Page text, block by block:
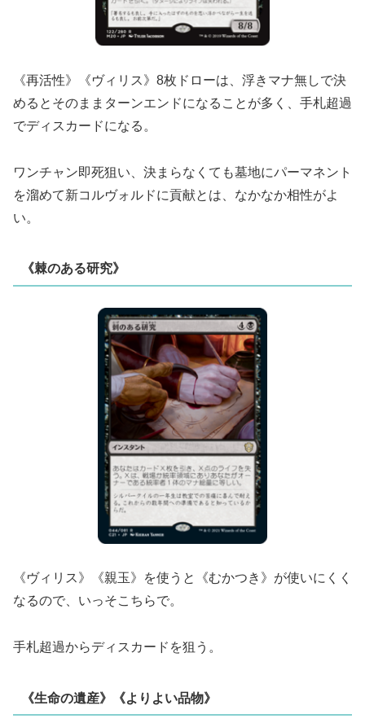
《再活性》《ヴィリス》8枚ドローは、浮きマナ無しで決
めるとそのままターンエンドになることが多く、手札超過
でディスカードになる。
ワンチャン即死狙い、決まらなくても墓地にパーマネント
を溜めて新コルヴォルドに貢献とは、なかなか相性がよ
い。
《棘のある研究》
《ヴィリス》《親玉》を使うと《むかつき》が使いにくく
なるので、いっそこちらで。
手札超過からディスカードを狙う。
《生命の遺産》《よりよい品物》